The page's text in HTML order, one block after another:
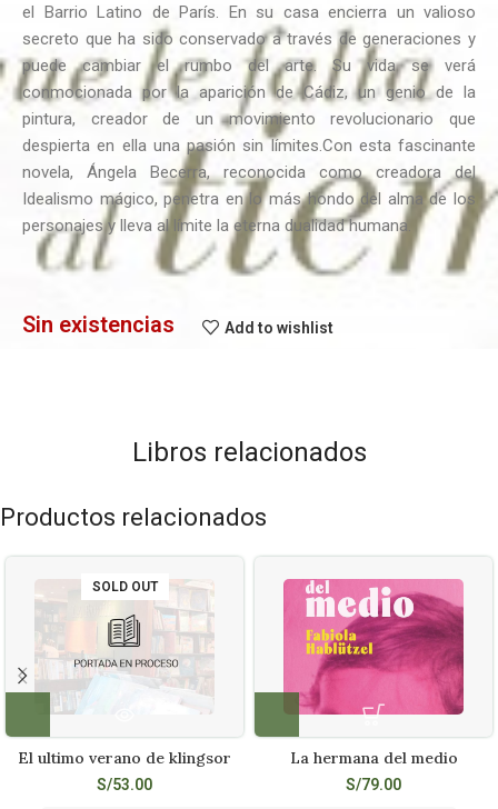
el Barrio Latino de París. En su casa encierra un valioso
secreto que ha sido conservado a través de generaciones y
puede cambiar el rumbo del arte. Su vida se verá
conmocionada por la aparición de Cádiz, un genio de la
pintura, creador de un movimiento revolucionario que
despierta en ella una pasión sin límites.Con esta fascinante
novela, Ángela Becerra, reconocida como creadora del
Idealismo mágico, penetra en lo más hondo del alma de los
personajes y lleva al límite la eterna dualidad humana.
Sin existencias Add to wishlist
Libros relacionados
Productos relacionados
SOLD OUT
El ultimo verano de klingsor
S/53.00
La hermana del medio
S/79.00